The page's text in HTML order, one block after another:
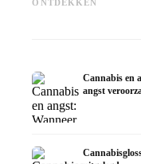
ONTDEKKEN
van de onderzoekingen
Cannabis en
angst